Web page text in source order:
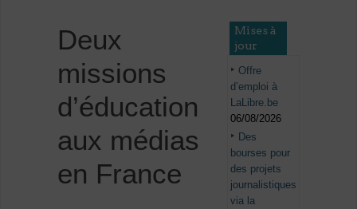
Deux
missions
d’éducation
aux médias
en France
Mises à
jour
Offre
d’emploi à
LaLibre.be
06/08/2026
Des
bourses pour
des projets
journalistiques
via la